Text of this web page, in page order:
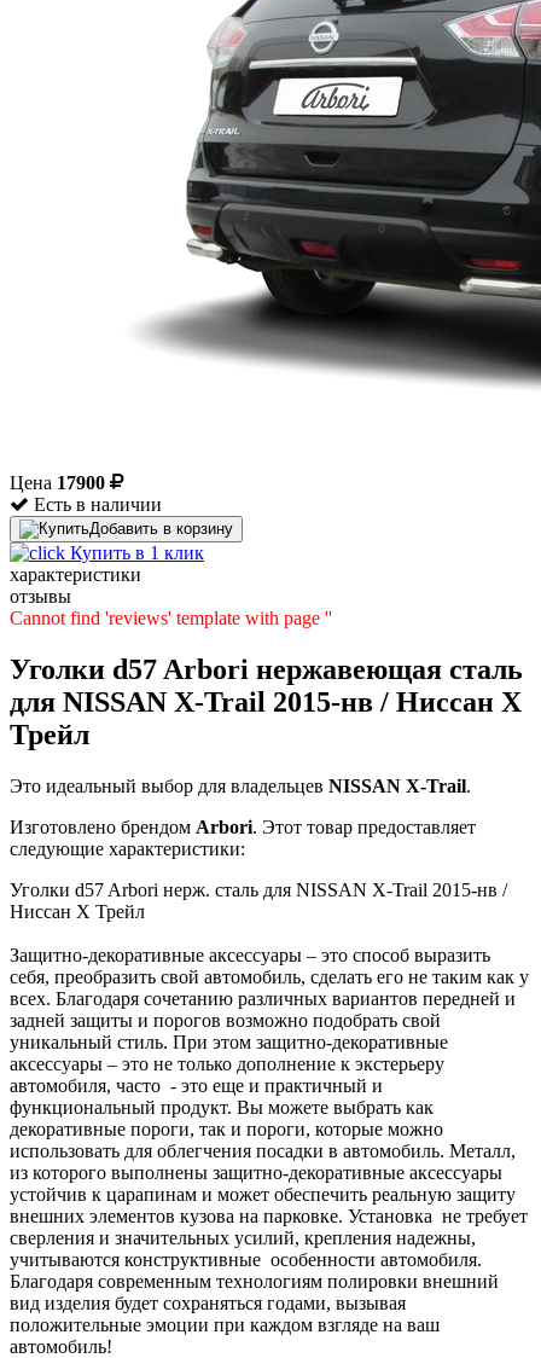
Цена 17900
Есть в наличии
Добавить в корзину
Купить в 1 клик
характеристики
отзывы
Cannot find 'reviews' template with page ''
Уголки d57 Arbori нержавеющая сталь
для NISSAN X-Trail 2015-нв / Ниссан Х
Трейл
Это идеальный выбор для владельцев NISSAN X-Trail.
Изготовлено брендом Arbori. Этот товар предоставляет
следующие характеристики:
Уголки d57 Arbori нерж. сталь для NISSAN X-Trail 2015-нв /
Ниссан Х Трейл
Защитно-декоративные аксессуары – это способ выразить
себя, преобразить свой автомобиль, сделать его не таким как у
всех. Благодаря сочетанию различных вариантов передней и
задней защиты и порогов возможно подобрать свой
уникальный стиль. При этом защитно-декоративные
аксессуары – это не только дополнение к экстерьеру
автомобиля, часто - это еще и практичный и
функциональный продукт. Вы можете выбрать как
декоративные пороги, так и пороги, которые можно
использовать для облегчения посадки в автомобиль. Металл,
из которого выполнены защитно-декоративные аксессуары
устойчив к царапинам и может обеспечить реальную защиту
внешних элементов кузова на парковке. Установка не требует
сверления и значительных усилий, крепления надежны,
учитываются конструктивные особенности автомобиля.
Благодаря современным технологиям полировки внешний
вид изделия будет сохраняться годами, вызывая
положительные эмоции при каждом взгляде на ваш
автомобиль!